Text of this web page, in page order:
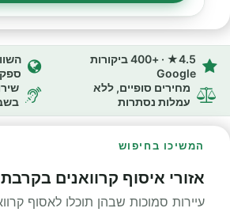
4.5★ · +400 ביקורות
Google
מחירים סופיים, ללא
עמלות נסתרות
המשיכו בחיפוש
אזורי איסוף קרוואנים
עיירות סמוכות שבהן תוכלו לאסוף